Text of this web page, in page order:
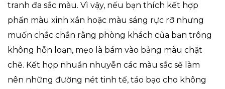
tranh đa sắc màu. Vì vậy, nếu bạn thích kết hợp
phấn màu xinh xắn hoặc màu sáng rực rỡ nhưng
muốn chắc chắn rằng phòng khách của bạn trông
không hỗn loạn, mẹo là bám vào bảng màu chặt
chẽ. Kết hợp nhuần nhuyễn các màu sắc sẽ làm
nên những đường nét tinh tế, táo bạo cho không